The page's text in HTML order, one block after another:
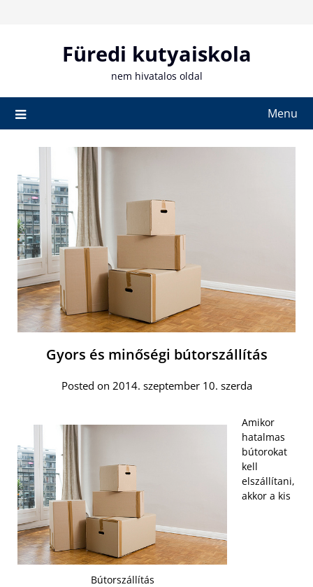
Füredi kutyaiskola
nem hivatalos oldal
Menu
Gyors és minőségi bútorszállítás
Posted on 2014. szeptember 10. szerda
Bútorszállítás
Amikor
hatalmas
bútorokat
kell
elszállítani,
akkor a kis